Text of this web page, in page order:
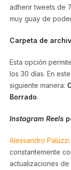
adherir tweets de
muy guay de
Carpeta de
Esta opción
los 30 días. En
siguiente manera:
Borrado.
Instagram Reels
Alessandro Paluzzi
constantemente
actualizaciones